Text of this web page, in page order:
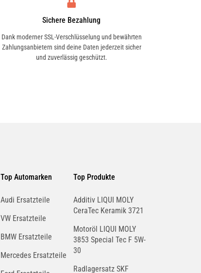
Sichere Bezahlung
Dank moderner SSL-Verschlüsselung und bewährten
Zahlungsanbietern sind deine Daten jederzeit sicher
und zuverlässig geschützt.
Top Automarken
Audi Ersatzteile
VW Ersatzteile
BMW Ersatzteile
Mercedes Ersatzteile
Top Produkte
Additiv LIQUI MOLY
CeraTec Keramik 3721
Motoröl LIQUI MOLY
3853 Special Tec F 5W-
30
Radlagersatz SKF